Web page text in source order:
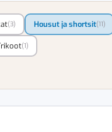
(3) Housut ja shortsit(11)
(1)